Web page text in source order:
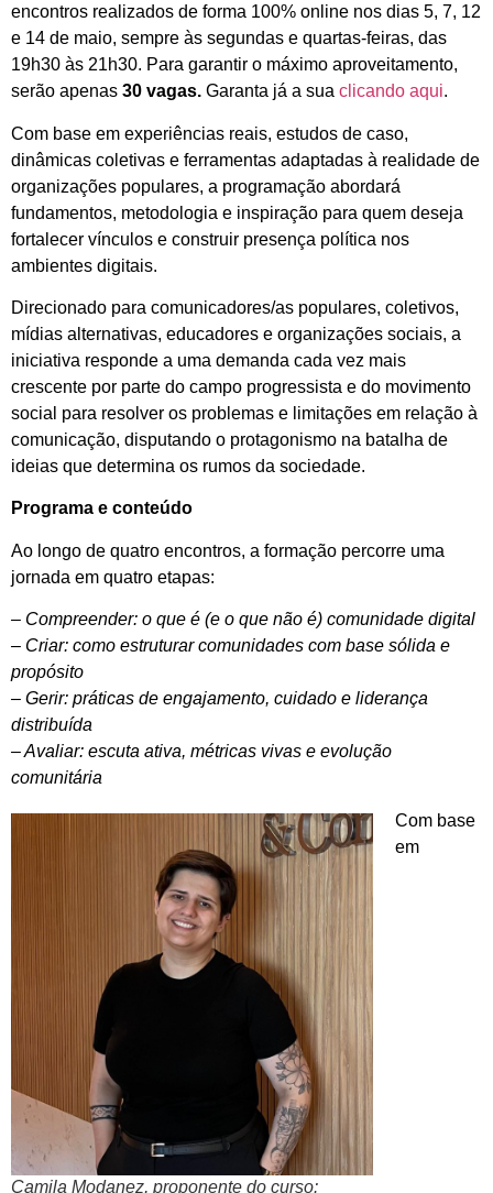
encontros realizados de forma 100% online nos dias 5, 7, 12
e 14 de maio, sempre às segundas e quartas-feiras, das
19h30 às 21h30. Para garantir o máximo aproveitamento,
serão apenas 30 vagas. Garanta já a sua clicando aqui.
Com base em experiências reais, estudos de caso,
dinâmicas coletivas e ferramentas adaptadas à realidade de
organizações populares, a programação abordará
fundamentos, metodologia e inspiração para quem deseja
fortalecer vínculos e construir presença política nos
ambientes digitais.
Direcionado para comunicadores/as populares, coletivos,
mídias alternativas, educadores e organizações sociais, a
iniciativa responde a uma demanda cada vez mais
crescente por parte do campo progressista e do movimento
social para resolver os problemas e limitações em relação à
comunicação, disputando o protagonismo na batalha de
ideias que determina os rumos da sociedade.
Programa e conteúdo
Ao longo de quatro encontros, a formação percorre uma
jornada em quatro etapas:
– Compreender: o que é (e o que não é) comunidade digital
– Criar: como estruturar comunidades com base sólida e
propósito
– Gerir: práticas de engajamento, cuidado e liderança
distribuída
– Avaliar: escuta ativa, métricas vivas e evolução
comunitária
Camila Modanez, proponente do curso:
Com base
em